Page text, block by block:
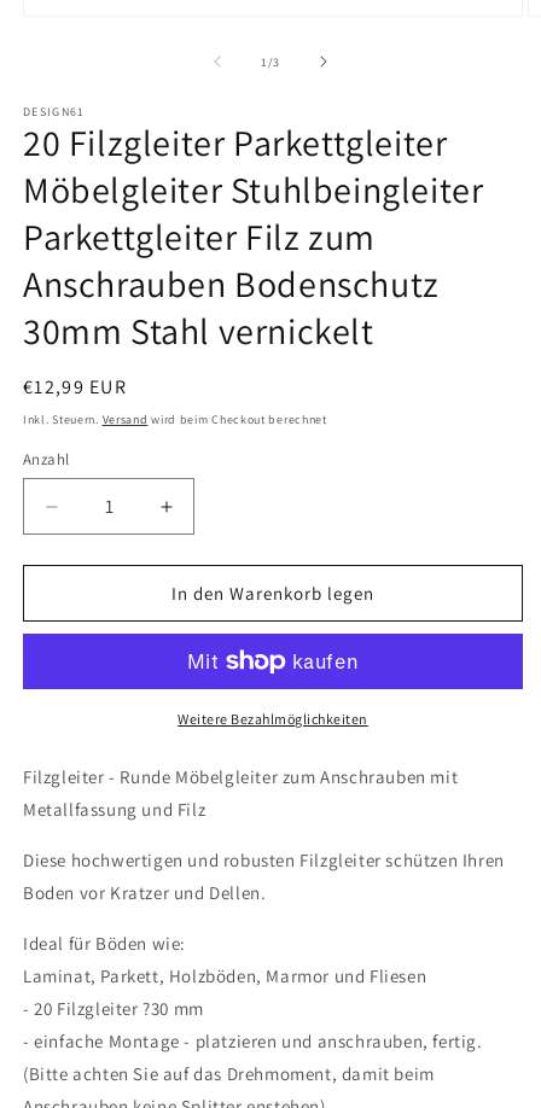
1 /von
3
DESIGN61
20 Filzgleiter Parkettgleiter
Möbelgleiter Stuhlbeingleiter
Parkettgleiter Filz zum
Anschrauben Bodenschutz
30mm Stahl vernickelt
Normaler
Preis
€12,99 EUR
Inkl. Steuern. Versand wird beim Checkout berechnet
Anzahl
Anzahl
Verringere
die
Menge
20
Möbelgleiter
Stuhlbeingleiter
Filz
zum
Anschrauben
30mm
Stahl
Erhöhe
die
Menge
für
20
Filzgleiter
Parkettgleiter
Möbelgleiter
Stuhlbeingleiter
Filz
Anschrauben
30mm
Stahl
In den Warenkorb legen
Weitere Bezahlmöglichkeiten
Filzgleiter - Runde Möbelgleiter zum Anschrauben mit
Metallfassung und Filz
Diese hochwertigen und robusten Filzgleiter schützen Ihren
Boden vor Kratzer und Dellen.
Ideal für Böden wie:
Laminat, Parkett, Holzböden, Marmor und Fliesen
- 20 Filzgleiter ?30 mm
- einfache Montage - platzieren und anschrauben, fertig.
(Bitte achten Sie auf das Drehmoment, damit beim